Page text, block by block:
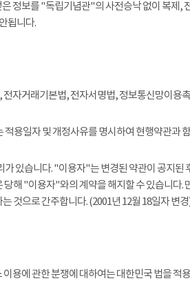
정보를 "독립기념관"의 사전승낙 없이 복제,
됩니다.
자거래기본법, 전자서명법, 정보통신망이용
용일자 및 개정사유를 명시하여 현행약관과
있습니다. "이용자"는 변경된 약관이 공지된
해 "이용자"와의 계약을 해지할 수 있습니다.
것으로 간주합니다. (2001년 12월 18일자 변
용에 관한 분쟁에 대하여는 대한민국 법을 적